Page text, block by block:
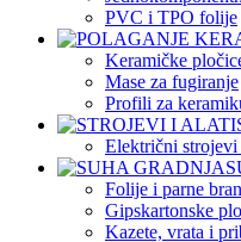
PVC i TPO folije
Keramičke
Mase za fugiranje
Profili za
Električni strojevi
Folije i parne
Gipskartonske
Kazete, vrata i